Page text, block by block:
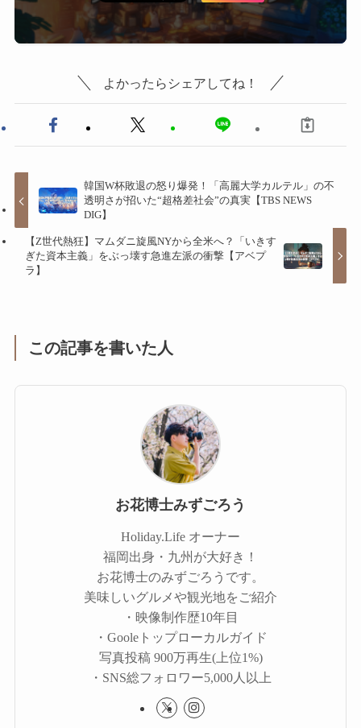
よかったらシェアしてね！
韓国W杯敗退の怒り爆発！「高麗大学カルテル」の不
透明さが招いた“超格差社会”の真実【TBS NEWS
DIG】
【Z世代熱狂】マムダニ旋風NYから全米へ？「いきす
ぎた資本主義」をぶっ壊す急進左派の衝撃【アベプ
ラ】
この記事を書いた人
お花博士みずごろう
Holiday.Life オーナー
福岡出身・九州が大好き！
お花博士のみずごろうです。
美味しいグルメや観光地をご紹介
・映像制作歴10年目
・Gooleトップローカルガイド
写真投稿 900万再生(上位1%)
・SNS総フォロワー5,000人以上